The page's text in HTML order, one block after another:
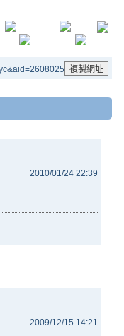
2010/01/24 22:39
2009/12/15 14:21